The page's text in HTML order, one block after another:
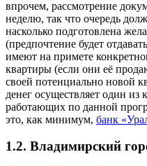
впрочем, рассмотрение
неделю, так что очередь
насколько подготовлена
(предпочтение будет
имеют на примете
квартиры (если они её
своей потенциально новой
денег осуществляет один из
работающих по данной
это, как минимум, банк
1.2. Владимирский